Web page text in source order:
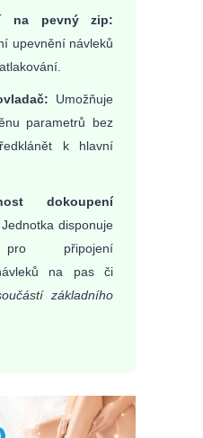
na pevný zip:
upevnění návleků
Umožňuje
parametrů bez
k hlavní
dokoupení
Jednotka disponuje
pro připojení
na pas či
základního